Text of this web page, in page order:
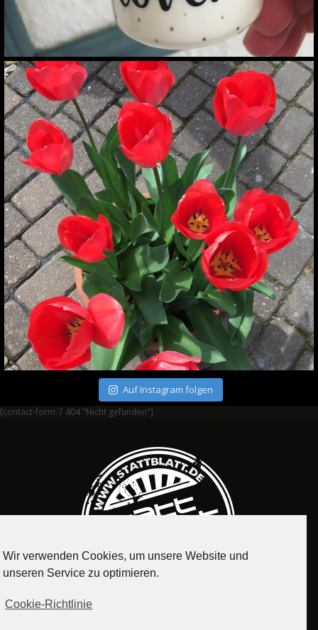
Auf Instagram folgen
[contact-form-7 404 "Nicht gefunden"]
Wir verwenden Cookies, um unsere Website und
unseren Service zu optimieren.
Cookie-Richtlinie